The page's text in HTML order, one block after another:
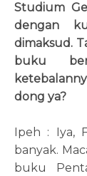
Studium
dengan
dimaksud.
buku
dong ya?
Ipeh : Iya,
banyak.
buku